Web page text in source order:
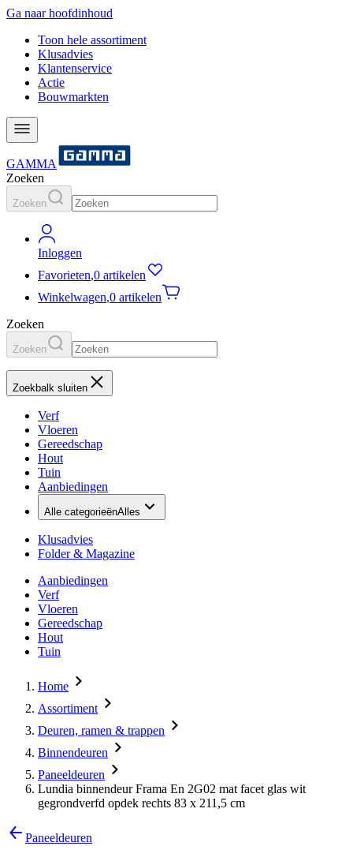
Ga naar hoofdinhoud
Toon hele assortiment
Klusadvies
Klantenservice
Actie
Bouwmarkten
GAMMA
Zoeken
Zoeken
Inloggen
Favorieten,0 artikelen
Winkelwagen,0 artikelen
Zoeken
Zoeken
Zoekbalk sluiten
Verf
Vloeren
Gereedschap
Hout
Tuin
Aanbiedingen
Alle categorieënAlles
Klusadvies
Folder & Magazine
Aanbiedingen
Verf
Vloeren
Gereedschap
Hout
Tuin
Home
Assortiment
Deuren, ramen & trappen
Binnendeuren
Paneeldeuren
Lundia binnendeur Frama En 2G02 mat facet glas wit
gegrondverfd opdek rechts 83 x 211,5 cm
Paneeldeuren